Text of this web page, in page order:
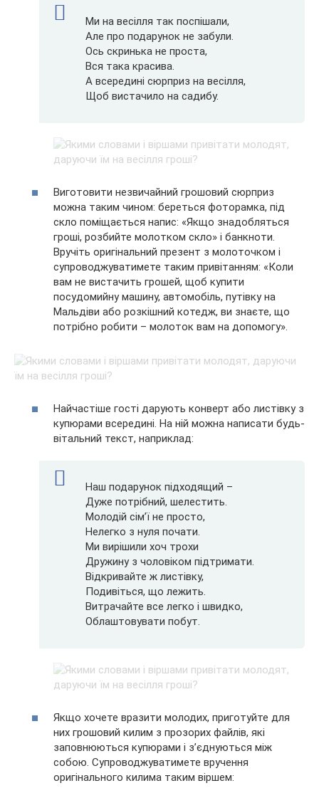
Ми на весілля так поспішали,
Але про подарунок не забули.
Ось скринька не проста,
Вся така красива.
А всередині сюрприз на весілля,
Щоб вистачило на садибу.
Виготовити незвичайний грошовий сюрприз
можна таким чином: береться фоторамка, під
скло поміщається напис: «Якщо знадобляться
гроші, розбийте молотком скло» і банкноти.
Вручіть оригінальний презент з молоточком і
супроводжуватимете таким привітанням: «Коли
вам не вистачить грошей, щоб купити
посудомийну машину, автомобіль, путівку на
Мальдіви або розкішний котедж, ви знаєте, що
потрібно робити – молоток вам на допомогу».
Найчастіше гості дарують конверт або листівку з
купюрами всередині. На ній можна написати будь-
вітальний текст, наприклад:
Наш подарунок підходящий –
Дуже потрібний, шелестить.
Молодій сім’ї не просто,
Нелегко з нуля почати.
Ми вирішили хоч трохи
Дружину з чоловіком підтримати.
Відкривайте ж листівку,
Подивіться, що лежить.
Витрачайте все легко і швидко,
Облаштовувати побут.
Якщо хочете вразити молодих, приготуйте для
них грошовий килим з прозорих файлів, які
заповнюються купюрами і з’єднуються між
собою. Супроводжуватимете вручення
оригінального килима таким віршем: